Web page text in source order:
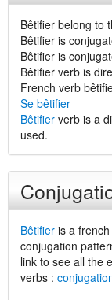
Bêtifier belong to
Bêtifier is
Bêtifier is
Bêtifier verb is
French verb
Se bêtifier
Bêtifier verb is a
used.
Bêtifier is a
conjugation
link to see all the
verbs :